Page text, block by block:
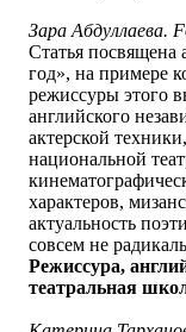
Зара Абдуллаева.
Статья
год», на примере
режиссуры этого
английского
актерской
национальной
характеров,
актуальность
совсем не
Режиссура,
театральная